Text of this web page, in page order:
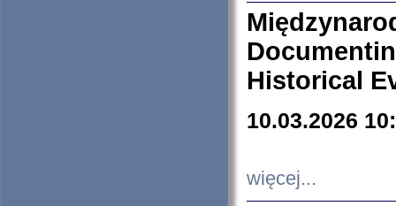
Historical
10.03.2026
więcej...